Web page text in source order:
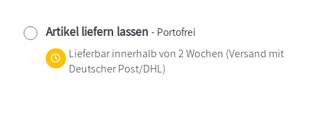
Artikel liefern lassen - Portofrei
Lieferbar innerhalb von 2 Wochen (Versand mit
Deutscher Post/DHL)